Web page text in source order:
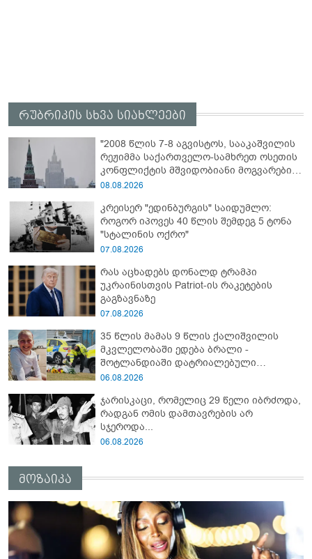
რუბრიკის სხვა სიახლეები
"2008 წლის 7-8 აგვისტოს, სააკაშვილის
რეჟიმმა საქართველო-სამხრეთ ოსეთის
კონფლიქტის მშვიდობიანი მოგვარების
შესახებ ყველა შეთანხმების დარღვევით,
აგრესია განახორციელა" - რუსეთის
საგარეო უწყება
08.08.2026
კრეისერ "ედინბურგის" საიდუმლო:
როგორ იპოვეს 40 წლის შემდეგ 5 ტონა
"სტალინის ოქრო"
07.08.2026
რას აცხადებს დონალდ ტრამპი
უკრაინისთვის Patriot-ის რაკეტების
გაგზავნაზე
07.08.2026
35 წლის მამას 9 წლის ქალიშვილის
მკვლელობაში ედება ბრალი -
შოტლანდიაში დატრიალებული
ტრაგედიის დეტალები
06.08.2026
ჯარისკაცი, რომელიც 29 წელი იბრძოდა,
რადგან ომის დამთავრების არ
სჯეროდა...
06.08.2026
მოზაიკა